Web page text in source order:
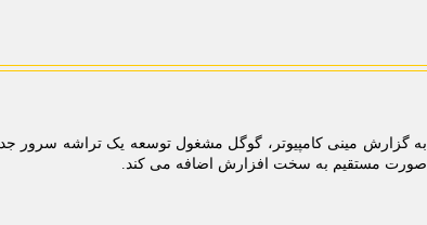
به گزارش مینی کامپیوتر، گوگل مشغول توسعه یک تراشه سرور
صورت مستقیم به سخت افزارش اضافه می کند.